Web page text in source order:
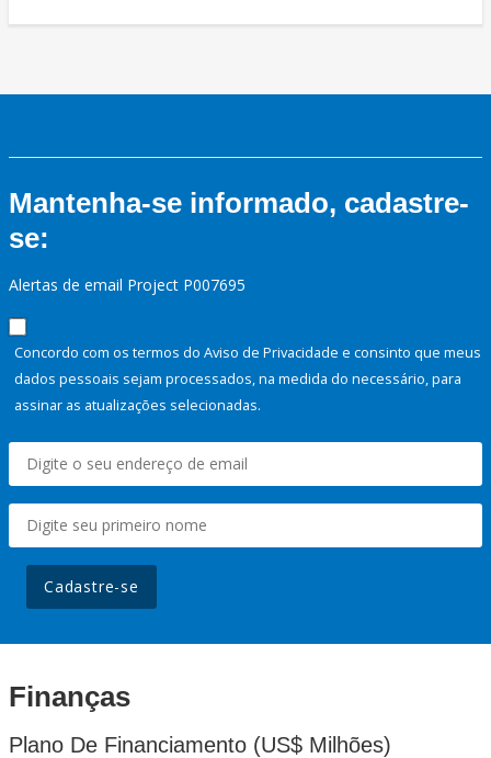
Mantenha-se informado, cadastre-
se:
Alertas de email Project P007695
Concordo com os termos do Aviso de Privacidade e consinto que meus
dados pessoais sejam processados, na medida do necessário, para
assinar as atualizações selecionadas.
Cadastre-se
Finanças
Plano De Financiamento (US$ Milhões)